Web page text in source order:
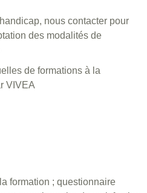
nous contacter pour
des modalités de
de formations à la
VIVEA
formation ; questionnaire